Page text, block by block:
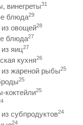
винегреты31
блюда29
овощей28
блюда27
яиц27
кухня26
жареной рыбы25
25
коктейли25
субпродуктов24
24